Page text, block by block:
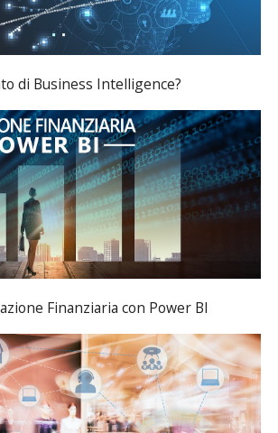
di Business Intelligence?
Finanziaria con Power BI